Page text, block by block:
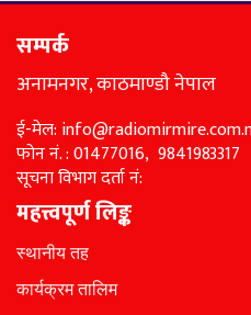
सम्पर्क
अनामनगर, काठमाण्डौ नेपाल
ई-मेल:
फोन नं. : 01477016, 9841983317
सूचना विभाग दर्ता नं:
महत्त्वपूर्ण लिङ्क
स्थानीय तह
कार्यक्रम तालिम